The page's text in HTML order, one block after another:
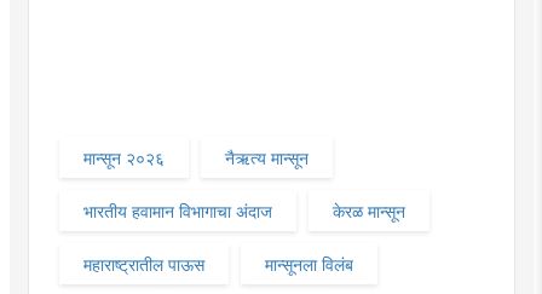
मान्सून २०२६ नैऋत्य मान्सून
भारतीय हवामान विभागाचा अंदाज केरळ मान्सून
महाराष्ट्रातील पाऊस मान्सूनला विलंब